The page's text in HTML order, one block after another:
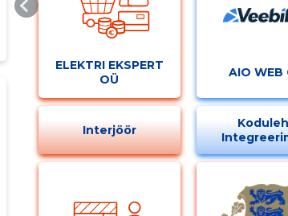
ELEKTRI EKSPERT
OÜ
Interjöör
AIO WEB